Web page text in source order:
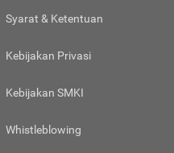
Syarat & Ketentuan
Kebijakan Privasi
Kebijakan SMKI
Whistleblowing